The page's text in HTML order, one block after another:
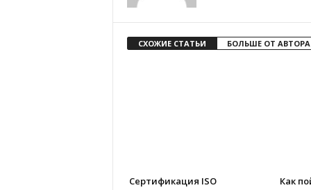
СХОЖИЕ СТАТЬИ БОЛЬШЕ ОТ АВТОРА
Сертификация ISO
Как